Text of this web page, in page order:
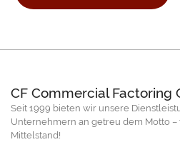
CF Commercial Factoring
Seit 1999 bieten wir unsere
Unternehmern an getreu dem Motto
Mittelstand!